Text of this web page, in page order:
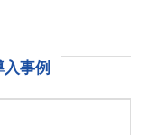
入事例